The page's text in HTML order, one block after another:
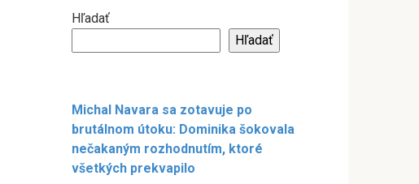
Hľadať
Hľadať
Michal Navara sa zotavuje po
brutálnom útoku: Dominika šokovala
nečakaným rozhodnutím, ktoré
všetkých prekvapilo